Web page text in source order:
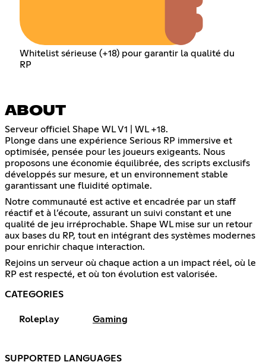
Whitelist sérieuse (+18) pour garantir la qualité du
RP
ABOUT
Serveur officiel Shape WL V1 | WL +18.
Plonge dans une expérience Serious RP immersive et
optimisée, pensée pour les joueurs exigeants. Nous
proposons une économie équilibrée, des scripts exclusifs
développés sur mesure, et un environnement stable
garantissant une fluidité optimale.
Notre communauté est active et encadrée par un staff
réactif et à l’écoute, assurant un suivi constant et une
qualité de jeu irréprochable. Shape WL mise sur un retour
aux bases du RP, tout en intégrant des systèmes modernes
pour enrichir chaque interaction.
Rejoins un serveur où chaque action a un impact réel, où le
RP est respecté, et où ton évolution est valorisée.
CATEGORIES
Roleplay Gaming
SUPPORTED LANGUAGES